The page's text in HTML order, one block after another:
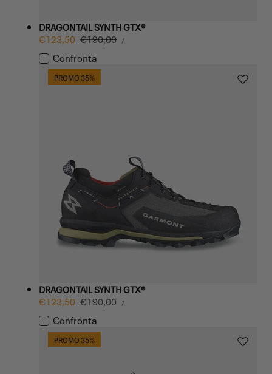
DRAGONTAIL SYNTH GTX®
Prezzo
di
vendita
€123,50 Prezzo
€190,00 UNITARIO
/PER
Confronta
PROMO 35%
DRAGONTAIL SYNTH GTX®
Prezzo
di
vendita
€123,50 Prezzo
€190,00 UNITARIO
/PER
Confronta
PROMO 35%